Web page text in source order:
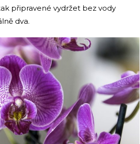
připravené vydržet bez vody
dva.